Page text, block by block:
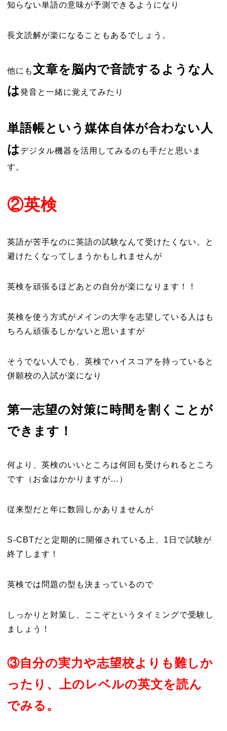
知らない単語の意味が予測できるようになり
長文読解が楽になることもあるでしょう。
他にも文章を脳内で音読するような人
は発音と一緒に覚えてみたり
単語帳という媒体自体が合わない人
は デジタル機器を活用してみるのも手だと思いま
す。
②英検
英語が苦手なのに英語の試験なんて受けたくない。と
避けたくなってしまうかもしれませんが
英検を頑張るほどあとの自分が楽になります！！
英検を使う方式がメインの大学を志望している人はも
ちろん頑張るしかないと思いますが
そうでない人でも、英検でハイスコアを持っていると
併願校の入試が楽になり
第一志望の対策に時間を割くことが
できます！
何より、英検のいいところは何回も受けられるところ
です（お金はかかりますが…）
従来型だと年に数回しかありませんが
S-CBTだと定期的に開催されている上、1日で試験が
終了します！
英検では問題の型も決まっているので
しっかりと対策し、ここぞというタイミングで受験し
ましょう！
③自分の実力や志望校よりも難しか
ったり、上のレベルの英文を読ん
でみる。